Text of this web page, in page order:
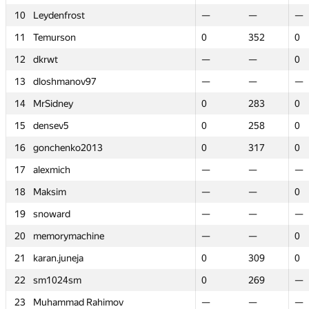
10
Leydenfrost — —
—
11
Temurson 0 352
0
12
dkrwt — —
0
13
dloshmanov97 — —
—
14
MrSidney 0 283
0
15
densev5 0 258
0
16
gonchenko2013 0 317
0
17
alexmich — —
—
18
Maksim — —
0
19
snoward — —
—
20
memorymachine — —
0
21
karan.juneja 0 309
0
22
sm1024sm 0 269
—
23
Muhammad Rahimov — —
—
10
Leydenfrost — —
—
11
Temurson 0 352
0
12
dkrwt — —
0
13
dloshmanov97 — —
—
14
MrSidney 0 283
0
15
densev5 0 258
0
16
gonchenko2013 0 317
0
17
alexmich — —
—
18
Maksim — —
0
19
snoward — —
—
20
memorymachine — —
0
21
karan.juneja 0 309
0
22
sm1024sm 0 269
—
23
Muhammad Rahimov — —
—